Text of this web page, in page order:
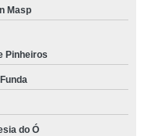
Masp
Pinheiros
do Ó